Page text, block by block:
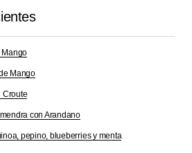
Mango
Mango
Croute
con Arandano
pepino, blueberries y menta